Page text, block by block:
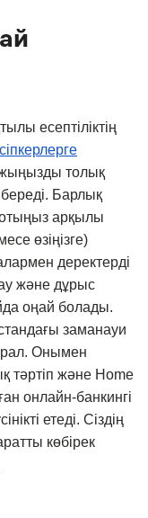
есептіліктің
толық
Барлық
арқылы
өзіңізге)
деректерді
және дұрыс
оңай болады.
заманауи
Онымен
тәртіп және Home
онлайн-банкингі
етеді. Сіздің
көбірек